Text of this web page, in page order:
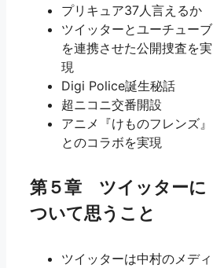
プリキュア37人言えるか
ツイッターとユーチューブ
を連携させた公開捜査を実
現
Digi Police誕生秘話
超ニコニ交番開設
アニメ『けものフレンズ』
とのコラボを実現
第５章 ツイッターに
ついて思うこと
ツイッターは中村のメディ